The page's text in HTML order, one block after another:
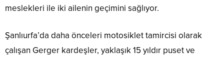
meslekleri ile iki ailenin geçimini sağlıyor.
Şanlıurfa’da daha önceleri motosiklet tamircisi olarak
çalışan Gerger kardeşler, yaklaşık 15 yıldır puset ve